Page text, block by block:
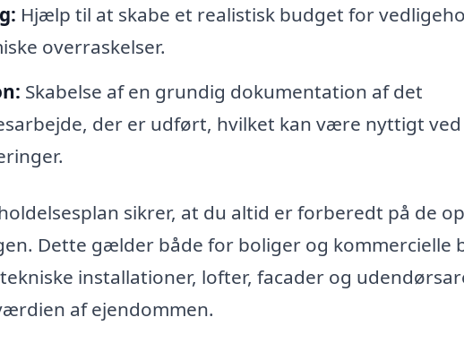
Hjælp til at skabe et realistisk budget for
overraskelser.
Skabelse af en grundig dokumentation af det
der er udført, hvilket kan være nyttigt
sikrer, at du altid er forberedt på de
Dette gælder både for boliger og kommercielle
installationer, lofter, facader og
af ejendommen.